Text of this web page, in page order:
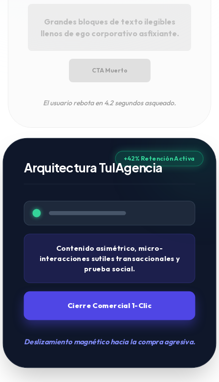
Grandes bloques de texto ilegibles
llenos de ego corporativo asfixiante.
CTA Muerto
El usuario rebota en 4.2 segundos asqueado.
+42% Retención Activa
Arquitectura TuIAgencia
Contenido asimétrico, micro-
interacciones sutiles transaccionales y
prueba social.
Cierre Comercial 1-Clic
Deslizamiento magnético hacia la compra agresiva.